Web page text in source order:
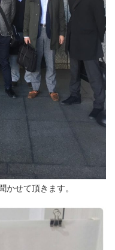
せて頂きます。